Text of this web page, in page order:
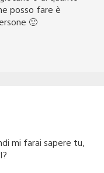
posso fare è
🙂
mi farai sapere tu,